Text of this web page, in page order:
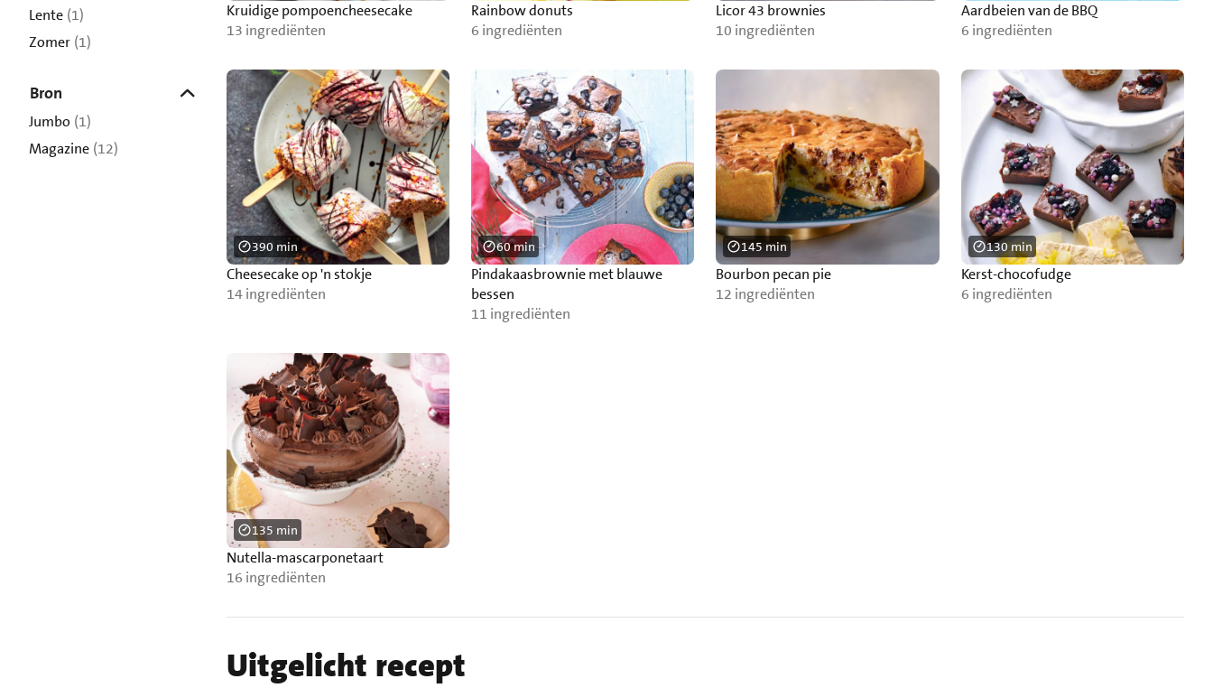
Lente (1)
Zomer (1)
Bron
Jumbo (1)
Magazine (12)
Kruidige pompoencheesecake
13 ingrediënten
Rainbow donuts
6 ingrediënten
Licor 43 brownies
10 ingrediënten
Aardbeien van de BBQ
6 ingrediënten
Cheesecake op 'n stokje
14 ingrediënten
390 min
Pindakaasbrownie met blauwe
bessen
11 ingrediënten
60 min
Bourbon pecan pie
12 ingrediënten
145 min
Kerst-chocofudge
6 ingrediënten
130 min
Nutella-mascarponetaart
16 ingrediënten
135 min
Uitgelicht recept